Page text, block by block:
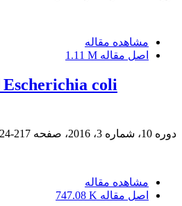
مشاهده مقاله
اصل مقاله 1.11 M
coli
دوره 10، شماره 3، 2016، صفحه 217-224
مشاهده مقاله
اصل مقاله 747.08 K